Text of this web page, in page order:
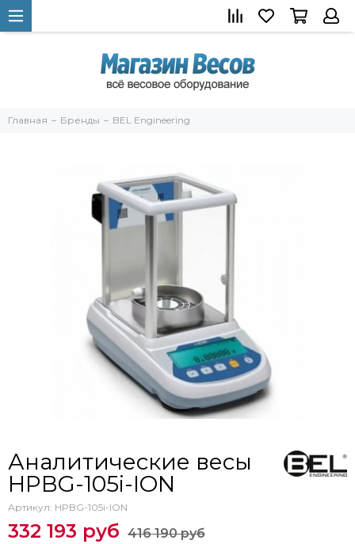
Главная Бренды BEL Engineering
Аналитические весы
HPBG-105i-ION
Артикул: HPBG-105i-ION
332 193 руб 416 190 руб